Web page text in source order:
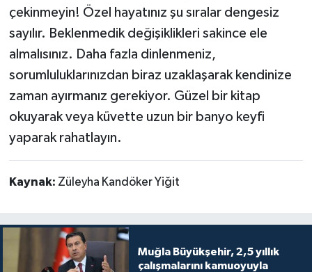
çekinmeyin! Özel hayatınız şu sıralar dengesiz
sayılır. Beklenmedik değişiklikleri sakince ele
almalısınız. Daha fazla dinlenmeniz,
sorumluluklarınızdan biraz uzaklaşarak kendinize
zaman ayırmanız gerekiyor. Güzel bir kitap
okuyarak veya küvette uzun bir banyo keyfi
yaparak rahatlayın.
Kaynak: Züleyha Kandöker Yiğit
Muğla Büyükşehir, 2,5 yıllık
çalışmalarını kamuoyuyla